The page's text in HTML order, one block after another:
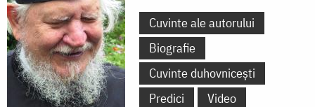
Cuvinte ale autorului
Biografie
Cuvinte duhovnicești
Predici
Video